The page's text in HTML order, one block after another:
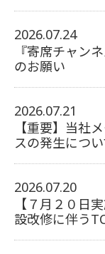
2026.07.24
『寄席チャン
のお願い
2026.07.21
【重要】当社
スの発生につ
2026.07.20
【７月２０日
設改修に伴う